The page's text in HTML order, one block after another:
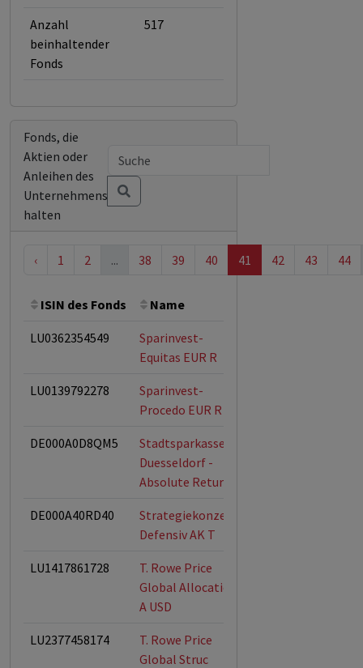
Anzahl
beinhaltender
Fonds
517
Fonds, die
Aktien oder
Anleihen des
Unternehmens
halten
‹ 1 2 ... 38 39 40 41 42 43 44
ISIN des Fonds Name
LU0362354549
Sparinvest-
Equitas EUR R
LU0139792278
Sparinvest-
Procedo EUR R
DE000A0D8QM5
Stadtsparkasse
Duesseldorf -
Absolute Return
DE000A40RD40
Strategiekonzept
Defensiv AK T
LU1417861728
T. Rowe Price
Global Allocation
A USD
LU2377458174
T. Rowe Price
Global Struc